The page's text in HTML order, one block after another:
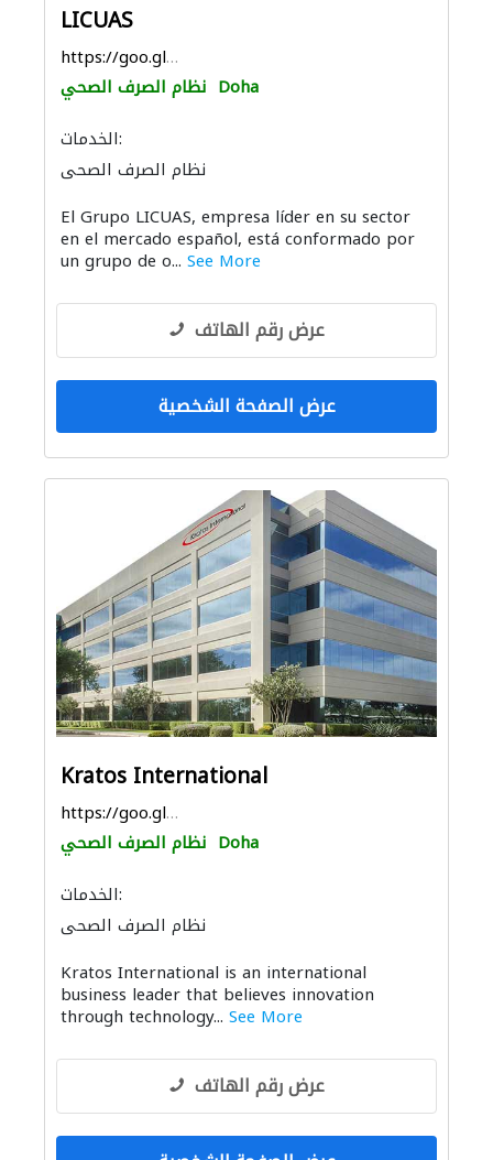
LICUAS
https://goo.gl/maps/S5SLV1Mo4xauUk1t5
نظام الصرف الصحي Doha
الخدمات:
نظام الصرف الصحي
El Grupo LICUAS, empresa líder en su sector
en el mercado español, está conformado por
un grupo de o... See More
عرض رقم الهاتف
عرض الصفحة الشخصية
Kratos International
https://goo.gl/maps/81ZG6fHTAGkDSHxp9
نظام الصرف الصحي Doha
الخدمات:
نظام الصرف الصحي
Kratos International is an international
business leader that believes innovation
through technology... See More
عرض رقم الهاتف